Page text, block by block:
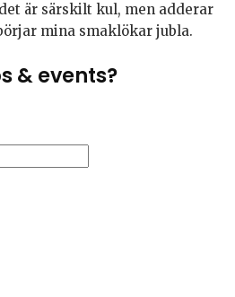
är särskilt kul, men adderar
mina smaklökar jubla.
& events?